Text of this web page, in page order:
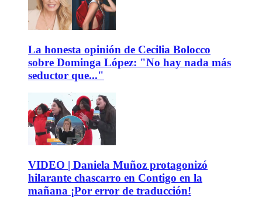
La honesta opinión de Cecilia Bolocco
sobre Dominga López: "No hay nada más
seductor que..."
VIDEO | Daniela Muñoz protagonizó
hilarante chascarro en Contigo en la
mañana ¡Por error de traducción!